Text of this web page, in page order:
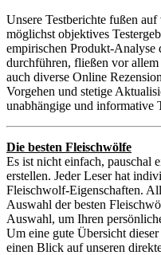
Unsere Testberichte fußen
möglichst objektives
empirischen Produkt-Analyse
durchführen, fließen vor
auch diverse Online
Vorgehen und stetige
unabhängige und informative
Die besten Fleischwölfe
Es ist nicht einfach, pauschal
erstellen. Jeder Leser hat
Fleischwolf-Eigenschaften.
Auswahl der besten
Auswahl, um Ihren
Um eine gute Übersicht
einen Blick auf unseren